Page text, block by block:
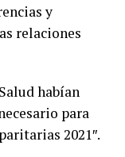
y
relaciones
habían
para
2021″.